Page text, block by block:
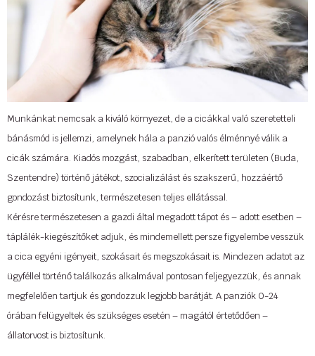
Munkánkat nemcsak a kiváló környezet, de a cicákkal való szeretetteli
bánásmód is jellemzi, amelynek hála a panzió valós élménnyé válik a
cicák számára. Kiadós mozgást, szabadban, elkerített területen (Buda,
Szentendre) történő játékot, szocializálást és szakszerű, hozzáértő
gondozást biztosítunk, természetesen teljes ellátással.
Kérésre természetesen a gazdi által megadott tápot és – adott esetben –
táplálék-kiegészítőket adjuk, és mindemellett persze figyelembe vesszük
a cica egyéni igényeit, szokásait és megszokásait is. Mindezen adatot az
ügyféllel történő találkozás alkalmával pontosan feljegyezzük, és annak
megfelelően tartjuk és gondozzuk legjobb barátját. A panziók 0-24
órában felügyeltek és szükséges esetén – magától értetődően –
állatorvost is biztosítunk.